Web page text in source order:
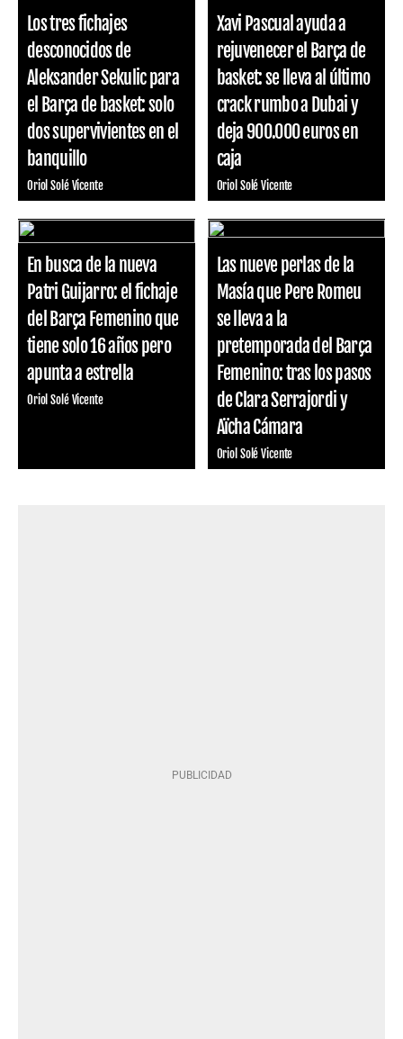
Los tres fichajes
desconocidos de
Aleksander Sekulic para
el Barça de basket: solo
dos supervivientes en el
banquillo
Oriol Solé Vicente
Xavi Pascual ayuda a
rejuvenecer el Barça de
basket: se lleva al último
crack rumbo a Dubai y
deja 900.000 euros en
caja
Oriol Solé Vicente
En busca de la nueva
Patri Guijarro: el fichaje
del Barça Femenino que
tiene solo 16 años pero
apunta a estrella
Oriol Solé Vicente
Las nueve perlas de la
Masía que Pere Romeu
se lleva a la
pretemporada del Barça
Femenino: tras los pasos
de Clara Serrajordi y
Aïcha Cámara
Oriol Solé Vicente